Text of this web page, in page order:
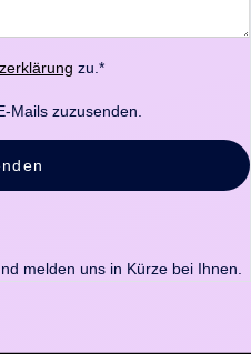
zu.*
Mails zuzusenden.
melden uns in Kürze bei Ihnen.